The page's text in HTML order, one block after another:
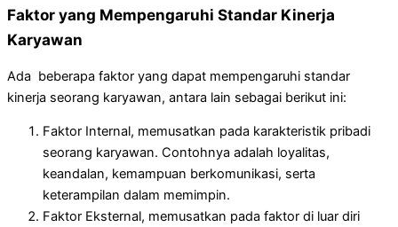
Faktor yang Mempengaruhi Standar Kinerja
Karyawan
Ada beberapa faktor yang dapat mempengaruhi standar
kinerja seorang karyawan, antara lain sebagai berikut ini:
Faktor Internal, memusatkan pada karakteristik pribadi
seorang karyawan. Contohnya adalah loyalitas,
keandalan, kemampuan berkomunikasi, serta
keterampilan dalam memimpin.
Faktor Eksternal, memusatkan pada faktor di luar diri